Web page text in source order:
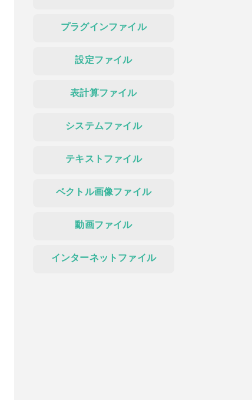
プラグインファイル
設定ファイル
表計算ファイル
システムファイル
テキストファイル
ベクトル画像ファイル
動画ファイル
インターネットファイル